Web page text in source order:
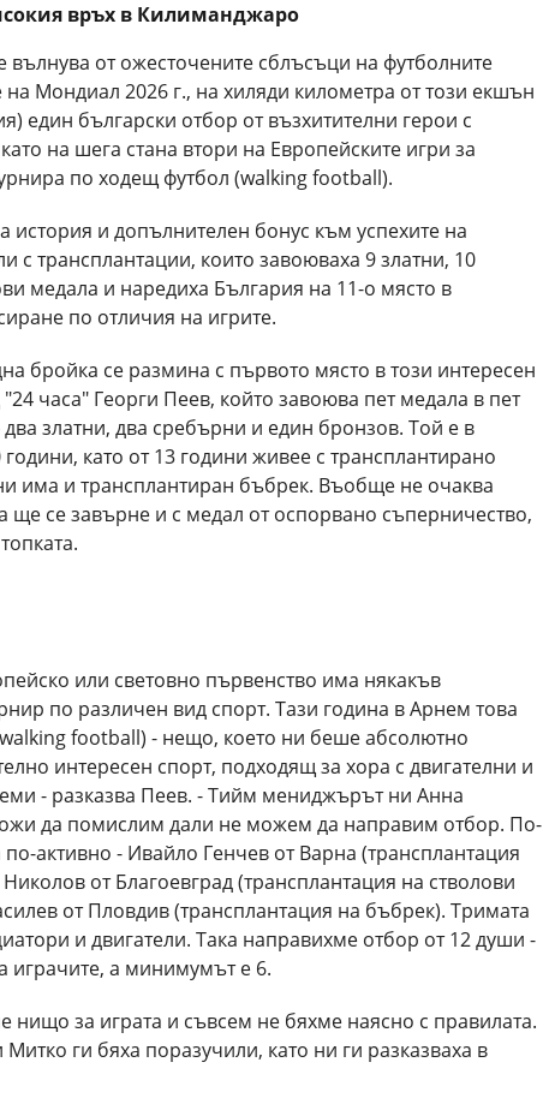
връх в Килиманджаро
вълнува от ожесточените сблъсъци на футболните
Мондиал 2026 г., на хиляди километра от този екшън
един български отбор от възхитителни герои с
на шега стана втори на Европейските игри за
по ходещ футбол (walking football).
история и допълнителен бонус към успехите на
с трансплантации, които завоюваха 9 златни, 10
медала и наредиха България на 11-о място в
по отличия на игрите.
бройка се размина с първото място в този интересен
часа" Георги Пеев, който завоюва пет медала в пет
златни, два сребърни и един бронзов. Той е в
като от 13 години живее с трансплантирано
има и трансплантиран бъбрек. Въобще не очаква
ще се завърне и с медал от оспорвано съперничество,
или световно първенство има някакъв
по различен вид спорт. Тази година в Арнем това
football) - нещо, което ни беше абсолютно
интересен спорт, подходящ за хора с двигателни и
- разказва Пеев. - Тийм мениджърът ни Анна
да помислим дали не можем да направим отбор. По-
активно - Ивайло Генчев от Варна (трансплантация
от Благоевград (трансплантация на стволови
от Пловдив (трансплантация на бъбрек). Тримата
и двигатели. Така направихме отбор от 12 души -
играчите, а минимумът е 6.
нищо за играта и съвсем не бяхме наясно с правилата.
ги бяха поразучили, като ни ги разказваха в